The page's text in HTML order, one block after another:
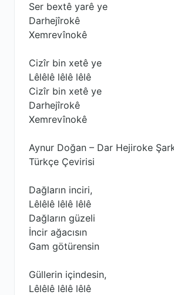
Ser bextê yarê ye
Darhejîrokê
Xemrevînokê
Cizîr bin xetê ye
Lêlêlê lêlê lêlê
Cizîr bin xetê ye
Darhejîrokê
Xemrevînokê
Aynur Doğan – Dar Hejiroke
Türkçe Çevirisi
Dağların inciri,
Lêlêlê lêlê lêlê
Dağların güzeli
İncir ağacısın
Gam götürensin
Güllerin içindesin,
Lêlêlê lêlê lêlê